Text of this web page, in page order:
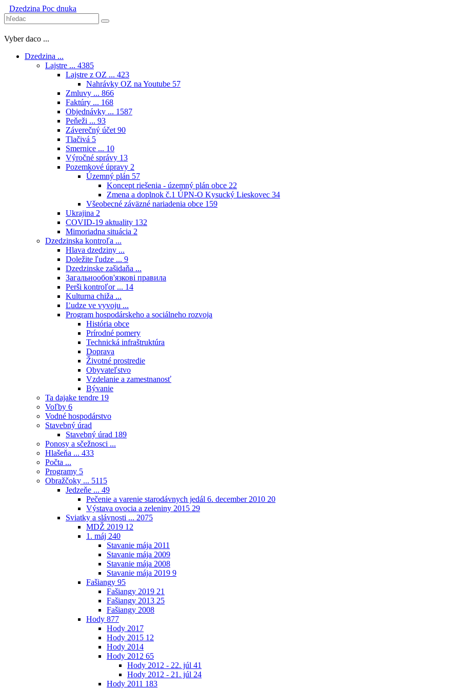
Dzedzina Poc dnuka
Vyber daco ...
Dzedzina ...
Lajstre ... 4385
Lajstre z OZ ... 423
Nahrávky OZ na Youtube 57
Zmluvy ... 866
Faktúry ... 168
Objednávky ... 1587
Peňeži ... 93
Záverečný účet 90
Tlačivá 5
Smernice ... 10
Výročné správy 13
Pozemkové úpravy 2
Územný plán 57
Koncept riešenia - územný plán obce 22
Zmena a doplnok č.1 ÚPN-O Kysucký Lieskovec 34
Všeobecné záväzné nariadenia obce 159
Ukrajina 2
COVID-19 aktuality 132
Mimoriadna situácia 2
Dzedzinska kontroľa ...
Hlava dzedziny ...
Doležite ľudze ... 9
Dzedzinske zašidaňa ...
Загальнообов'язкові правила
Perši kontroľor ... 14
Kulturna chiža ...
Ľudze ve vyvoju ...
Program hospodárskeho a sociálneho rozvoja
História obce
Prírodné pomery
Technická infraštruktúra
Doprava
Životné prostredie
Obyvateľstvo
Vzdelanie a zamestnanosť
Bývanie
Ta dajake tendre 19
Voľby 6
Vodné hospodárstvo
Stavebný úrad
Stavebný úrad 189
Ponosy a sčežnosci ...
Hlašeňa ... 433
Počta ...
Programy 5
Obražčoky ... 5115
Jedzeňe ... 49
Pečenie a varenie starodávnych jedál 6. december 2010 20
Výstava ovocia a zeleniny 2015 29
Sviatky a slávnosti ... 2075
MDŽ 2019 12
1. máj 240
Stavanie mája 2011
Stavanie mája 2009
Stavanie mája 2008
Stavanie mája 2019 9
Fašiangy 95
Fašiangy 2019 21
Fašiangy 2013 25
Fašiangy 2008
Hody 877
Hody 2017
Hody 2015 12
Hody 2014
Hody 2012 65
Hody 2012 - 22. júl 41
Hody 2012 - 21. júl 24
Hody 2011 183